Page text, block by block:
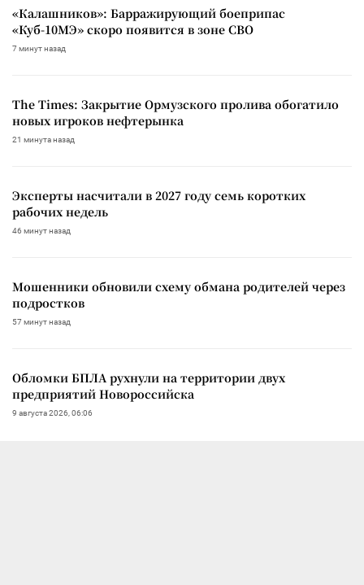
«Калашников»: Барражирующий боеприпас
«Куб-10МЭ» скоро появится в зоне СВО
7 минут назад
The Times: Закрытие Ормузского пролива обогатило
новых игроков нефтерынка
21 минута назад
Эксперты насчитали в 2027 году семь коротких
рабочих недель
46 минут назад
Мошенники обновили схему обмана родителей через
подростков
57 минут назад
Обломки БПЛА рухнули на территории двух
предприятий Новороссийска
9 августа 2026, 06:06